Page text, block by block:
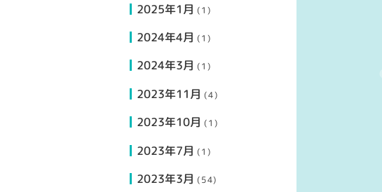
2025年1月 (1)
2024年4月 (1)
2024年3月 (1)
2023年11月 (4)
2023年10月 (1)
2023年7月 (1)
2023年3月 (54)